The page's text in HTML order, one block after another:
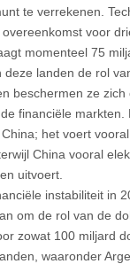
te verrekenen.
voor
momenteel 75
landen de rol
beschermen ze zich
financiële markten.
het voert vooral
China vooral
uitvoert.
instabiliteit in
om de rol van de
zowat 100 miljard
waaronder